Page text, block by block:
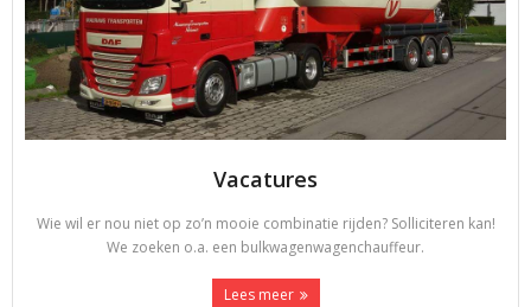
Vacatures
Wie wil er nou niet op zo’n mooie combinatie rijden? Solliciteren kan!
We zoeken o.a. een bulkwagenwagenchauffeur.
Lees meer